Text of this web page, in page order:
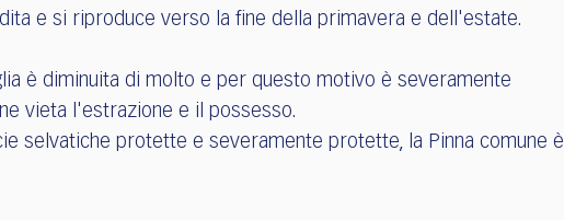
e si riproduce verso la fine della primavera e dell'estate.
è diminuita di molto e per questo motivo è severamente
vieta l'estrazione e il possesso.
selvatiche protette e severamente protette, la Pinna comune è